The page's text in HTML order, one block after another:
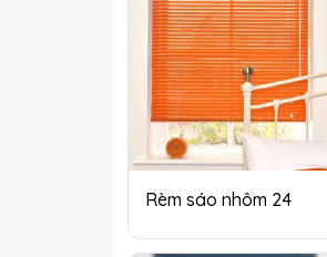
Rèm sáo nhôm 24